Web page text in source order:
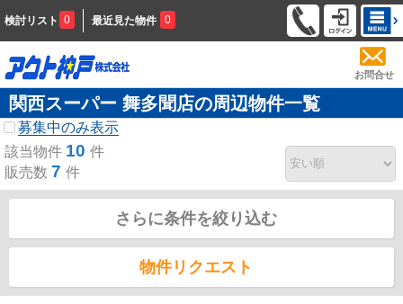
検討リスト 0 最近見た物件 0
お問合せ
関西スーパー 舞多聞店の周辺物件一覧
募集中のみ表示
該当物件 10 件
販売数 7 件
さらに条件を絞り込む
物件リクエスト